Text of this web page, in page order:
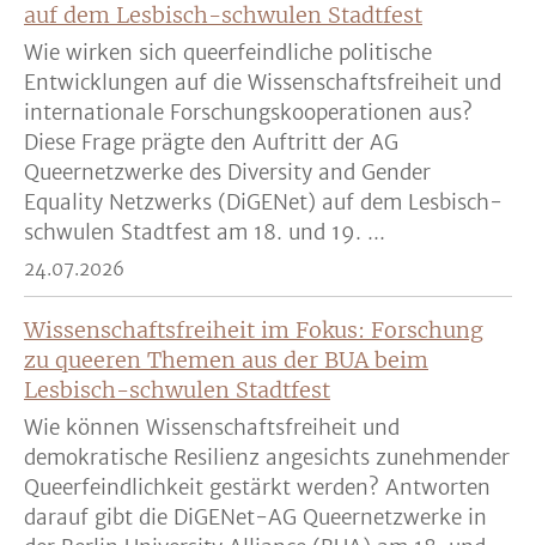
auf dem Lesbisch-schwulen Stadtfest
Wie wirken sich queerfeindliche politische
Entwicklungen auf die Wissenschaftsfreiheit und
internationale Forschungskooperationen aus?
Diese Frage prägte den Auftritt der AG
Queernetzwerke des Diversity and Gender
Equality Netzwerks (DiGENet) auf dem Lesbisch-
schwulen Stadtfest am 18. und 19. ...
24.07.2026
Wissenschaftsfreiheit im Fokus: Forschung
zu queeren Themen aus der BUA beim
Lesbisch-schwulen Stadtfest
Wie können Wissenschaftsfreiheit und
demokratische Resilienz angesichts zunehmender
Queerfeindlichkeit gestärkt werden? Antworten
darauf gibt die DiGENet-AG Queernetzwerke in